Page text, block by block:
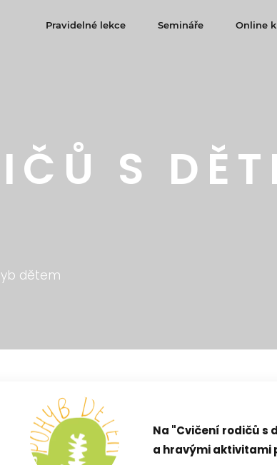
Pravidelné lekce Semináře Online
S
dětem
Na "Cvičení rodičů s
a hravými aktivitami